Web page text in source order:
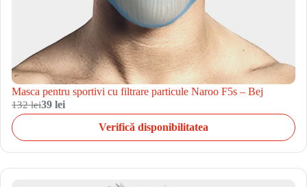
Masca pentru sportivi cu filtrare particule Naroo F5s – Bej
132 lei39 lei
Verifică disponibilitatea